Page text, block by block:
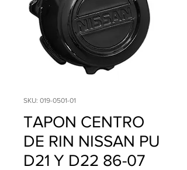
SKU: 019-0501-01
TAPON CENTRO
DE RIN NISSAN PU
D21 Y D22 86-07